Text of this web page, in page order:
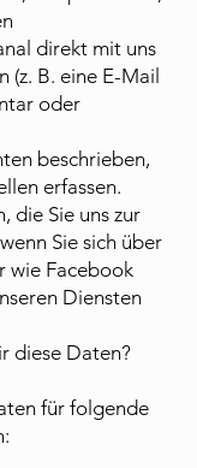
direkt mit uns
(z. B. eine E-Mail
oder
beschrieben,
erfassen.
die Sie uns zur
Sie sich über
wie Facebook
Diensten
diese Daten?
für folgende